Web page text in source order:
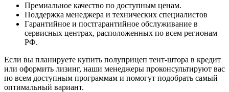
Премиальное качество по доступным ценам.
Поддержка менеджера и технических специалистов
Гарантийное и постгарантийное обслуживание в
сервисных центрах, расположенных по всем регионам
РФ.
Если вы планируете купить полуприцеп тент-штора в кредит
или оформить лизинг, наши менеджеры проконсультируют вас
по всем доступным программам и помогут подобрать самый
оптимальный вариант.